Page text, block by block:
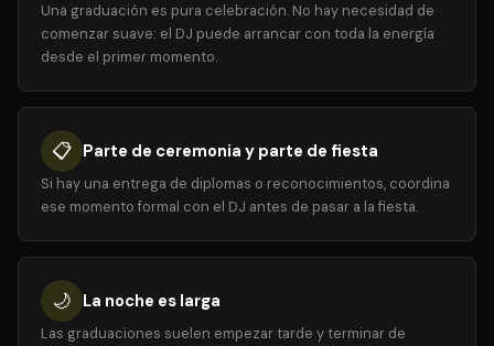
Una graduación es pura celebración. No hay necesidad de
comenzar suave: el DJ puede arrancar con toda la energía
desde el primer momento.
📋 Parte de ceremonia y parte de fiesta
Si hay una entrega de diplomas o reconocimientos, coordina
ese momento formal con el DJ antes de pasar a la fiesta.
🌙 La noche es larga
Las graduaciones suelen empezar tarde y terminar de